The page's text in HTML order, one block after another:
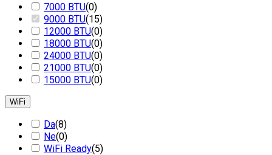
7000 BTU(0)
9000 BTU(15)
12000 BTU(0)
18000 BTU(0)
24000 BTU(0)
21000 BTU(0)
15000 BTU(0)
WiFi
Da(8)
Ne(0)
WiFi Ready(5)